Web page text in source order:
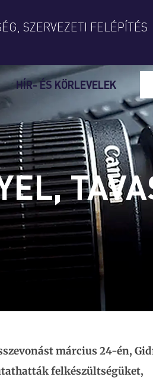
SZERVEZETI FELÉPÍTÉS
HÍR- ÉS KÖRLEVELEK
március 24-én,
felkészültségüket,